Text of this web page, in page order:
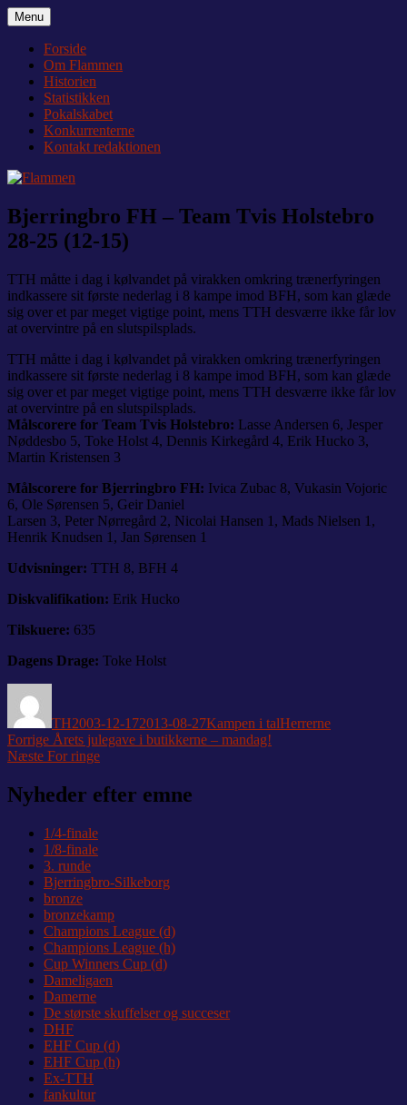
Videre
til
indhold
Flammen
Nyheder og debat om Team Tvis Holstebro
Menu
Forside
Om Flammen
Historien
Statistikken
Pokalskabet
Konkurrenterne
Kontakt redaktionen
Bjerringbro FH – Team Tvis Holstebro
28-25 (12-15)
TTH måtte i dag i kølvandet på virakken omkring trænerfyringen
indkassere sit første nederlag i 8 kampe imod BFH, som kan glæde
sig over et par meget vigtige point, mens TTH desværre ikke får lov
at overvintre på en slutspilsplads.
TTH måtte i dag i kølvandet på virakken omkring trænerfyringen
indkassere sit første nederlag i 8 kampe imod BFH, som kan glæde
sig over et par meget vigtige point, mens TTH desværre ikke får lov
at overvintre på en slutspilsplads.
Målscorere for Team Tvis Holstebro: Lasse Andersen 6, Jesper
Nøddesbo 5, Toke Holst 4, Dennis Kirkegård 4, Erik Hucko 3,
Martin Kristensen 3
Målscorere for Bjerringbro FH: Ivica Zubac 8, Vukasin Vojoric
6, Ole Sørensen 5, Geir Daniel
Larsen 3, Peter Nørregård 2, Nicolai Hansen 1, Mads Nielsen 1,
Henrik Knudsen 1, Jan Sørensen 1
Udvisninger: TTH 8, BFH 4
Diskvalifikation: Erik Hucko
Tilskuere: 635
Dagens Drage: Toke Holst
TH2003-12-172013-08-27Kampen i talHerrerne
Indlægsnavigation
Forrige Forrige
indlæg:
Årets julegave i butikkerne – mandag!
Næste Næste
For ringe
Nyheder efter emne
1/4-finale
1/8-finale
3. runde
Bjerringbro-Silkeborg
bronze
bronzekamp
Champions League (d)
Champions League (h)
Cup Winners Cup (d)
Dameligaen
Damerne
De største skuffelser og succeser
DHF
EHF Cup (d)
EHF Cup (h)
Ex-TTH
fankultur